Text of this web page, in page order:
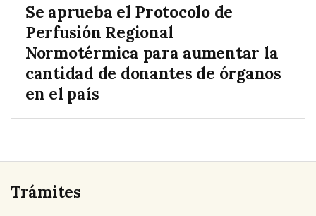
Se aprueba el Protocolo de
Perfusión Regional
Normotérmica para aumentar la
cantidad de donantes de órganos
en el país
Trámites